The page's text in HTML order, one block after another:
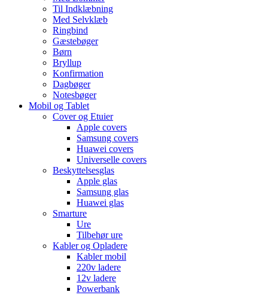
Til Indklæbning
Med Selvklæb
Ringbind
Gæstebøger
Børn
Bryllup
Konfirmation
Dagbøger
Notesbøger
Mobil og Tablet
Cover og Etuier
Apple covers
Samsung covers
Huawei covers
Universelle covers
Beskyttelsesglas
Apple glas
Samsung glas
Huawei glas
Smarture
Ure
Tilbehør ure
Kabler og Opladere
Kabler mobil
220v ladere
12v ladere
Powerbank